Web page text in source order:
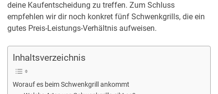
deine Kaufentscheidung zu treffen. Zum Schluss
empfehlen wir dir noch konkret fünf Schwenkgrills, die ein
gutes Preis-Leistungs-Verhältnis aufweisen.
Inhaltsverzeichnis
Worauf es beim Schwenkgrill ankommt